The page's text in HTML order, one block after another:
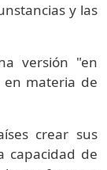
y las
versión "en
en materia de
crear sus
capacidad de